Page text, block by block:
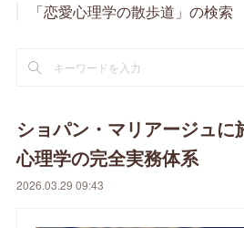
「恋愛心理学の散歩道」の検索
ショパン・マリアージュに
心理学の完全実務体系
2026.03.29 09:43